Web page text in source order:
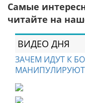
Самые
читайте на
ВИДЕО ДНЯ
ЗАЧЕМ ИДУТ К
МАНИПУЛИРУЮТ